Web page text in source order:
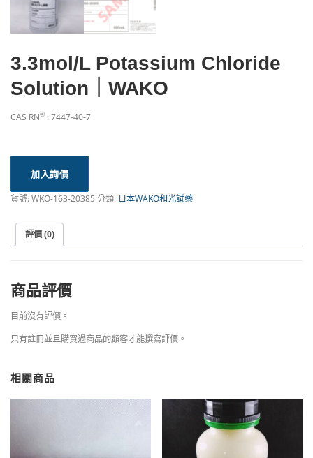
3.3mol/L Potassium Chloride
Solution｜WAKO
CAS RN® : 7447-40-7
加入詢價
貨號:WKO-163-20385 分類: 日本WAKO和光試藥
評價 (0)
商品評價
目前沒有評價。
只有註冊並且購買過商品的顧客才能撰寫評價。
相關商品